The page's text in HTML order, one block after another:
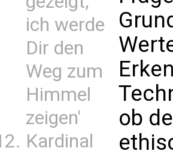
ich werde
Dir den
Weg zum
Himmel
zeigen'
Kardinal
ob